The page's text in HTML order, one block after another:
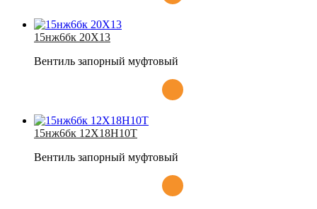
15нж6бк 20Х13
Вентиль запорный муфтовый
15нж6бк 12Х18Н10Т
Вентиль запорный муфтовый